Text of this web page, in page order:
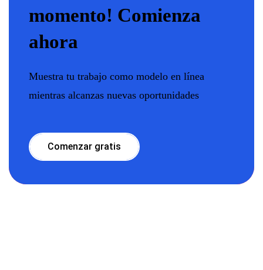
momento! Comienza
ahora
Muestra tu trabajo como modelo en línea
mientras alcanzas nuevas oportunidades
Comenzar gratis